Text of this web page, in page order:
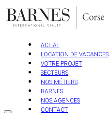
Aller
au
contenu
ACHAT
LOCATION DE VACANCES
VOTRE PROJET
SECTEURS
NOS MÉTIERS
BARNES
NOS AGENCES
CONTACT